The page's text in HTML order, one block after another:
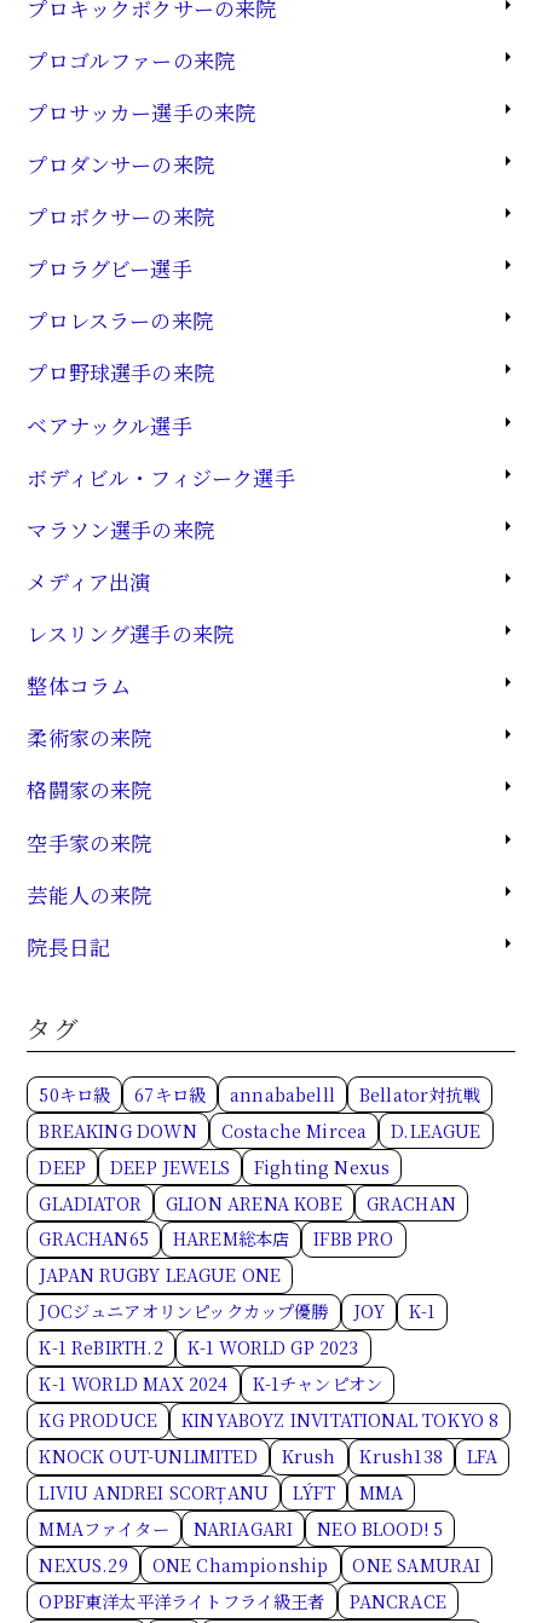
プロキックボクサーの来院
プロゴルファーの来院
プロサッカー選手の来院
プロダンサーの来院
プロボクサーの来院
プロラグビー選手
プロレスラーの来院
プロ野球選手の来院
ベアナックル選手
ボディビル・フィジーク選手
マラソン選手の来院
メディア出演
レスリング選手の来院
整体コラム
柔術家の来院
格闘家の来院
空手家の来院
芸能人の来院
院長日記
タグ
50キロ級 67キロ級 annababelll
Bellator対抗戦
BREAKING DOWN
Costache Mircea
D.LEAGUE
DEEP
DEEP JEWELS
Fighting Nexus
GLADIATOR
GLION ARENA KOBE
GRACHAN
GRACHAN65
HAREM総本店
IFBB PRO
JAPAN RUGBY LEAGUE ONE
JOCジュニアオリンピックカップ優勝
JOY
K-1
K-1 ReBIRTH.2
K-1 WORLD GP 2023
K-1 WORLD MAX 2024
K-1チャンピオン
KG PRODUCE
KINYABOYZ INVITATIONAL TOKYO 8
KNOCK OUT-UNLIMITED
Krush Krush138
LFA
LIVIU ANDREI SCORȚANU
LÝFT
MMA
MMAファイター
NARIAGARI
NEO BLOOD! 5
NEXUS.29
ONE Championship
ONE SAMURAI
OPBF東洋太平洋ライトフライ級王者
PANCRACE